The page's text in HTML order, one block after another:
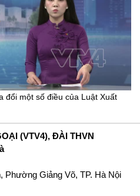
đổi một số điều của Luật Xuất
(VTV4), ĐÀI THVN
Phường Giảng Võ, TP. Hà Nội